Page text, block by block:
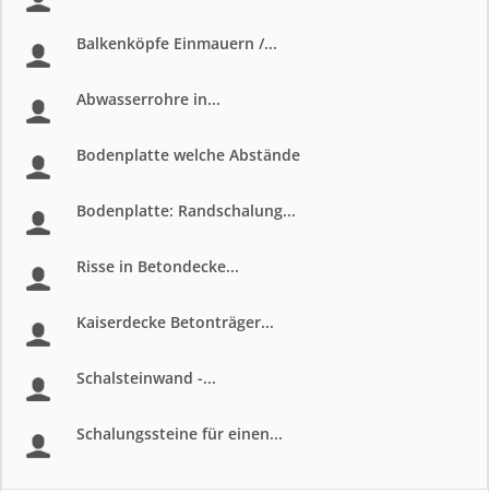
Balkenköpfe Einmauern /...
Abwasserrohre in...
Bodenplatte welche Abstände
Bodenplatte: Randschalung...
Risse in Betondecke...
Kaiserdecke Betonträger...
Schalsteinwand -...
Schalungssteine für einen...